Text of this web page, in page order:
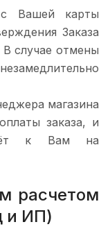
Вашей карты
Заказа
случае отмены
магазина
заказа, и
к Вам на
расчетом
и ИП)